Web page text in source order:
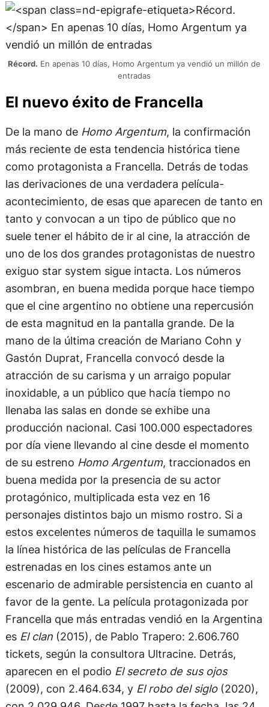
En apenas 10 días, Homo Argentum ya vendió un millón de
entradas
El nuevo éxito de Francella
De la mano de Homo Argentum, la confirmación
más reciente de esta tendencia histórica tiene
como protagonista a Francella. Detrás de todas
las derivaciones de una verdadera película-
acontecimiento, de esas que aparecen de tanto en
tanto y convocan a un tipo de público que no
suele tener el hábito de ir al cine, la atracción de
uno de los dos grandes protagonistas de nuestro
exiguo star system sigue intacta. Los números
asombran, en buena medida porque hace tiempo
que el cine argentino no obtiene una repercusión
de esta magnitud en la pantalla grande. De la
mano de la última creación de Mariano Cohn y
Gastón Duprat, Francella convocó desde la
atracción de su carisma y un arraigo popular
inoxidable, a un público que hacía tiempo no
llenaba las salas en donde se exhibe una
producción nacional. Casi 100.000 espectadores
por día viene llevando al cine desde el momento
de su estreno Homo Argentum, traccionados en
buena medida por la presencia de su actor
protagónico, multiplicada esta vez en 16
personajes distintos bajo un mismo rostro. Si a
estos excelentes números de taquilla le sumamos
la línea histórica de las películas de Francella
estrenadas en los cines estamos ante un
escenario de admirable persistencia en cuanto al
favor de la gente. La película protagonizada por
Francella que más entradas vendió en la Argentina
es El clan(2015), de Pablo Trapero: 2.606.760
tickets, según la consultora Ultracine. Detrás,
aparecen en el podio El secreto de sus ojos
(2009), con 2.464.634, y El robo del siglo(2020),
con 2.029.946. Desde 1997 hasta la fecha, las 24